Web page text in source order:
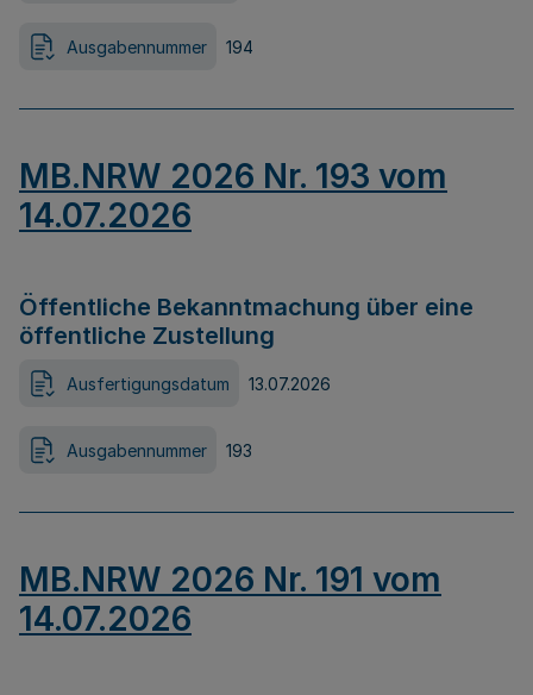
Ausgabennummer 194
MB.NRW 2026 Nr. 193 vom
14.07.2026
Öffentliche Bekanntmachung über eine
öffentliche Zustellung
Ausfertigungsdatum 13.07.2026
Ausgabennummer 193
MB.NRW 2026 Nr. 191 vom
14.07.2026